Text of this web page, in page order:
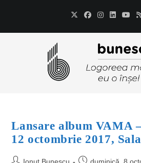
Lansare album VAMA
12 octombrie 2017,